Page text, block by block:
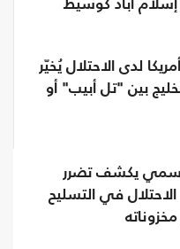
إسلام آباد كوسيط
لدى الاحتلال يُخيّر
بين "تل أبيب" أو
رسمي يكشف تضرر
في التسليح